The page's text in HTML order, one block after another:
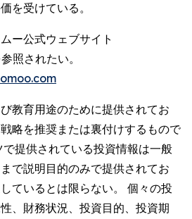
を受けている。
ー公式ウェブサイト
照されたい。
教育用途のために提供されてお
略を推奨または裏付けするもので
提供されている投資情報は一般
で説明目的のみで提供されてお
ているとは限らない。 個々の投
、財務状況、投資目的、投資期